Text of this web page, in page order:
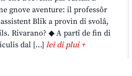
gnove aventure: il professôr
Blik a provin di svolâ,
Rivarano? ◆ A partî de fin di
dal […] lei di plui +